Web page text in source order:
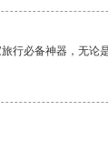
行必备神器，无论